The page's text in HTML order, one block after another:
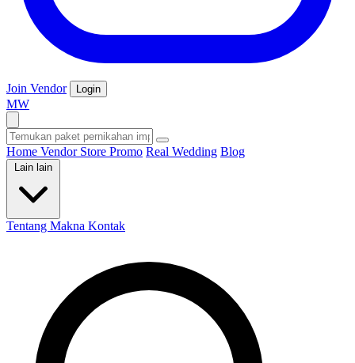
Join Vendor Login
MW
Home Vendor Store Promo Real Wedding Blog
Lain lain
Tentang Makna Kontak